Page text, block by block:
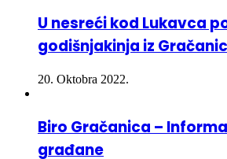
U nesreći kod Lukavca
godišnjakinja iz
20. Oktobra 2022.
Biro Gračanica –
građane